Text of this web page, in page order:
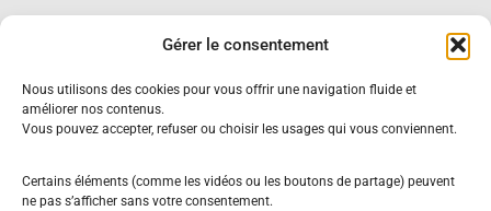
Gérer le consentement
Nous utilisons des cookies pour vous offrir une navigation fluide et
améliorer nos contenus.
Vous pouvez accepter, refuser ou choisir les usages qui vous conviennent.
Certains éléments (comme les vidéos ou les boutons de partage) peuvent
ne pas s’afficher sans votre consentement.
Recevez des inspirations pour
transmettre votre histoire familiale